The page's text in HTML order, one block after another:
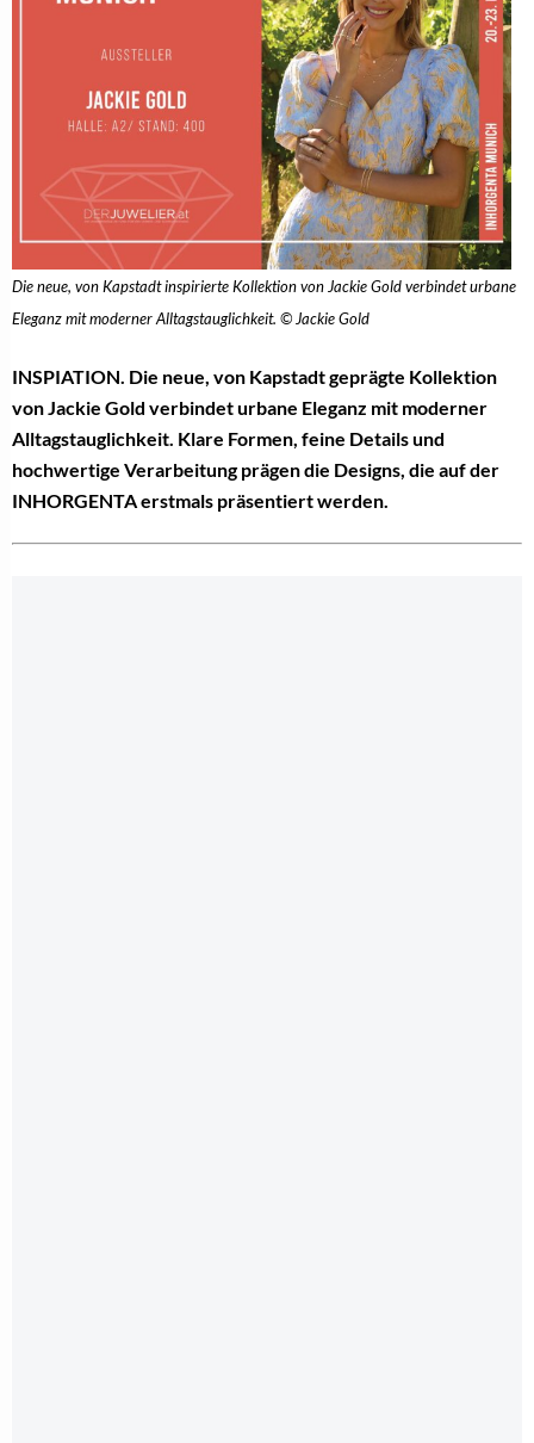
Die neue, von Kapstadt inspirierte Kollektion von Jackie Gold verbindet urbane
Eleganz mit moderner Alltagstauglichkeit. © Jackie Gold
INSPIATION. Die neue, von Kapstadt geprägte Kollektion
von Jackie Gold verbindet urbane Eleganz mit moderner
Alltagstauglichkeit. Klare Formen, feine Details und
hochwertige Verarbeitung prägen die Designs, die auf der
INHORGENTA erstmals präsentiert werden.